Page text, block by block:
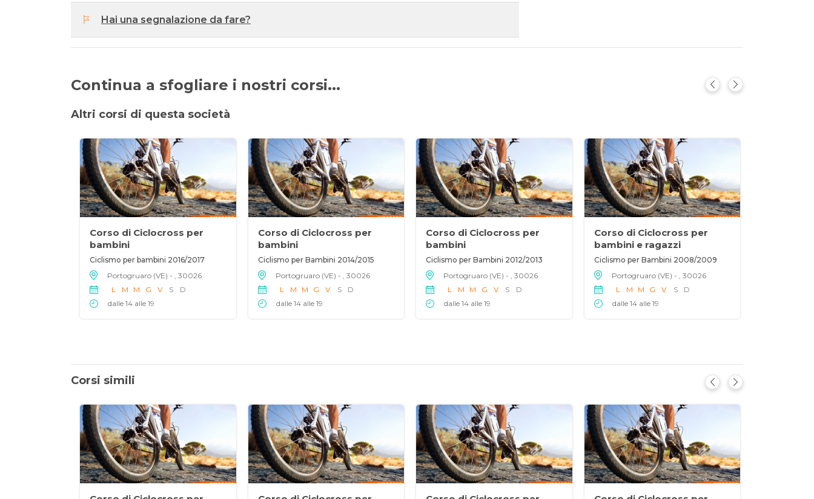
Hai una segnalazione da fare?
Continua a sfogliare i nostri corsi...
Altri corsi di questa società
Corso di Ciclocross per
bambini
Ciclismo per bambini 2016/2017
Portogruaro (VE) - , 30026
L
M M G V S
D
dalle 14 alle 19
Corso di Ciclocross per
bambini
Ciclismo per Bambini 2014/2015
Portogruaro (VE) - , 30026
L
M M G V S
D
dalle 14 alle 19
Corso di Ciclocross per
bambini
Ciclismo per Bambini 2012/2013
Portogruaro (VE) - , 30026
L
M M G V S
D
dalle 14 alle 19
Corso di Ciclocross per
bambini e ragazzi
Ciclismo per Bambini 2008/2009
Portogruaro (VE) - , 30026
L
M M G V S
D
dalle 14 alle 19
Corsi simili